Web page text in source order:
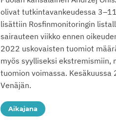
olivat tutkintavankeudessa
lisättiin Rosfinmonitoringin
sairauteen viikko ennen
2022 uskovaisten tuomiot
myös syylliseksi ekstremismiin,
tuomion voimassa.
Venäjän.
Aikajana